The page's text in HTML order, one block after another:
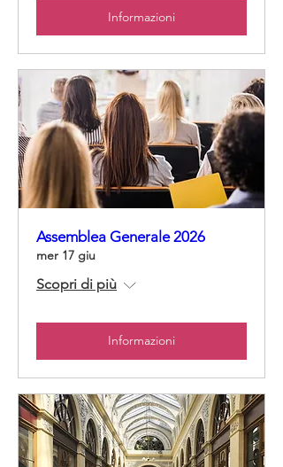
Informazioni
Assemblea Generale 2026
mer 17 giu
Scopri di più
Informazioni